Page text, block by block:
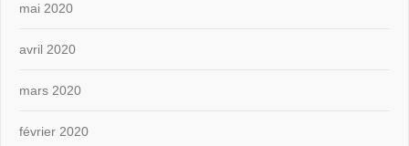
mai 2020
avril 2020
mars 2020
février 2020